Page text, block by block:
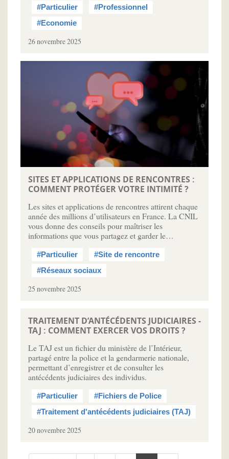
#Particulier
#Professionnel
#Economie
26 novembre 2025
SITES ET APPLICATIONS DE RENCONTRES :
COMMENT PROTÉGER VOTRE INTIMITÉ ?
Les sites et applications de rencontres attirent chaque
année des millions d’utilisateurs en France. La CNIL
vous donne des conseils pour maîtriser les
informations que vous partagez et garder le…
#Particulier
#Site de rencontre
#Réseaux sociaux
25 novembre 2025
TRAITEMENT D’ANTÉCÉDENTS JUDICIAIRES -
TAJ : COMMENT EXERCER VOS DROITS ?
Le TAJ est un fichier du ministère de l’Intérieur,
partagé entre la police et la gendarmerie nationale,
permettant d’enregistrer et de consulter les
antécédents judiciaires des individus.
#Particulier
#Fichiers de Police
#Traitement d'antécédents judiciaires (TAJ)
20 novembre 2025
Pagination